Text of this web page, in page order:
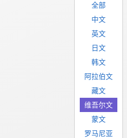
全部
中文
英文
日文
韩文
阿拉伯文
藏文
维吾尔文
蒙文
罗马尼亚